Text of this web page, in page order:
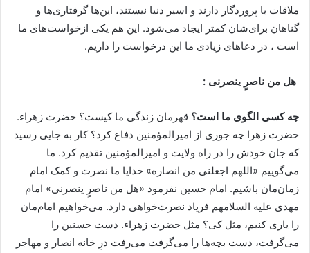
ملاقات با پروردگار دارند و اسیر دنیا نیستند، این‌ها گرفتاری‌ها و
گناهان برای‌شان کمتر ایجاد می‌شود. این هم یکی ازخواست‌های ما
است ،‌ در دعاهای زیادی ما این درخواست را داریم.
هل من ناصرٍ ینصرنی :
چه کسی الگوی ما است؟ قهرمان زندگی ما کیست؟ حضرت زهراء.
حضرت زهرا چه جوری از امیرالمؤمنین دفاع کرد؟ کار به جایی رسید
که جان خودش را در راه ولایت و امیرالمؤمنین تقدیم کرد. ما
می‌گوییم «اللهم اجعلنی من انصاره» خدایا ما نصرت و کمک امام
زمان‌مان باشیم. امام حسین نفرمود «هل من ناصرٍ ینصرنی» امام
مهدی علیه السلامهم فریاد نصرت‌خواهی دارد. می‌خواهیم امام‌مان
را یاری کنیم، مثل کی؟ مثل حضرت زهراء. دست حسنین را
می‌گرفت، دست بچه‌ها را می‌گرفت می‌رفت درِ خانه انصار و مهاجر